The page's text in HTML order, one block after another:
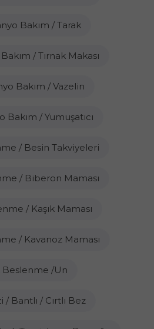
Bakım / Tarak
/ Tırnak Makası
Bakım / Vazelin
Bakım / Yumuşatıcı
/ Besin Takviyeleri
/ Biberon Maması
/ Kaşık Maması
/ Kavanoz Maması
Beslenme /Un
Bantlı / Cırtlı Bez